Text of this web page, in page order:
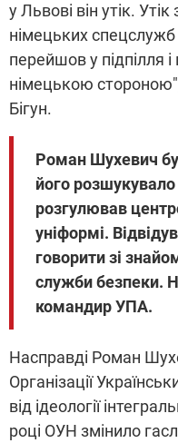
у Львові він утік.
німецьких
перейшов у підпілля
німецькою стороною",
Бігун.
Роман Шухевич
його розшукувало
розгулював
уніформі.
говорити зі
служби безпеки.
командир УПА.
Насправді Роман
Організації
від ідеології
році ОУН змінило